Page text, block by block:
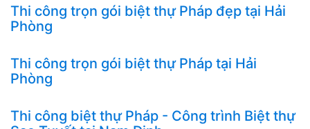
Thi công trọn gói biệt thự Pháp đẹp tại Hải
Phòng
Thi công trọn gói biệt thự Pháp tại Hải
Phòng
Thi công biệt thự Pháp - Công trình Biệt thự